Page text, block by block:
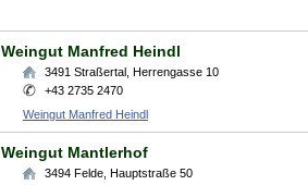
Weingut Manfred Heindl
3491 Straßertal Herrengasse 10
+43 2735 2470
Weingut Manfred Heindl
Weingut Mantlerhof
3494 Felde Hauptstraße 50